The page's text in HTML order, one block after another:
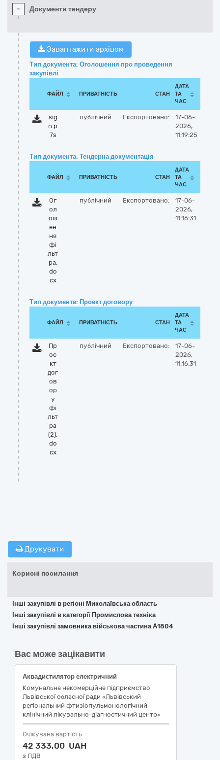
- Документи тендеру
Завантажити архівом
Тип документа: Оголошення про проведення
закупівлі
ФАЙЛ ПРИВАТНІСТЬ СТАН
ДАТА
ТА
ЧАС
sig
n.p
7s
публічний Експортовано:
17-06-
2026,
11:19:25
Тип документа: Тендерна документація
ФАЙЛ ПРИВАТНІСТЬ СТАН
ДАТА
ТА
ЧАС
Ог
ол
ош
ен
ня
фі
льт
ра.
do
cx
публічний Експортовано:
17-06-
2026,
11:16:31
Тип документа: Проект договору
ФАЙЛ ПРИВАТНІСТЬ СТАН
ДАТА
ТА
ЧАС
Пр
оє
кт
дог
ов
ор
у
фі
льт
ра
(2).
do
cx
публічний Експортовано:
17-06-
2026,
11:16:31
Друкувати
Корисні посилання
Інші закупівлі в регіоні Миколаївська область
Інші закупівлі в категорії Промислова техніка
Інші закупівлі замовника військова частина А1804
Вас може зацікавити
Аквадистилятор електричний
Комунальне некомерційне підприємство
Львівської обласної ради «Львівський
регіональний фтизіопульмонологічний
клінічний лікувально-діагностичний центр»
Очікувана вартість
42 333,00 UAH
з ПДВ